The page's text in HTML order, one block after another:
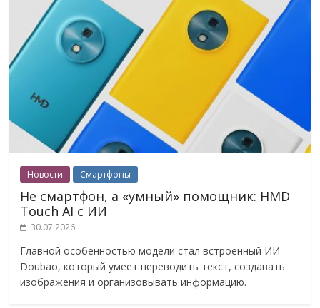
Новости Смартфоны
Не смартфон, а «умный» помощник: HMD
Touch AI с ИИ
30.07.2026
Главной особенностью модели стал встроенный ИИ
Doubao, который умеет переводить текст, создавать
изображения и организовывать информацию.